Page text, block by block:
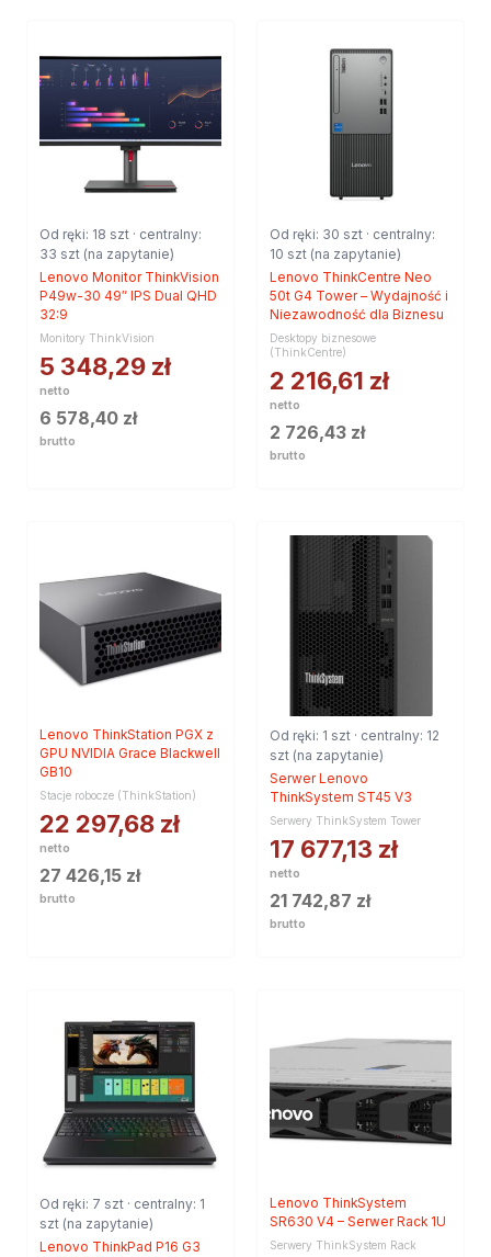
Od ręki: 18 szt · centralny:
33 szt (na zapytanie)
Lenovo Monitor ThinkVision
P49w-30 49″ IPS Dual QHD
32:9
Monitory ThinkVision
5 348,29 zł
netto
6 578,40 zł
brutto
Od ręki: 30 szt · centralny:
10 szt (na zapytanie)
Lenovo ThinkCentre Neo
50t G4 Tower – Wydajność i
Niezawodność dla Biznesu
Desktopy biznesowe
(ThinkCentre)
2 216,61 zł
netto
2 726,43 zł
brutto
Lenovo ThinkStation PGX z
GPU NVIDIA Grace Blackwell
GB10
Stacje robocze (ThinkStation)
22 297,68 zł
netto
27 426,15 zł
brutto
Od ręki: 1 szt · centralny: 12
szt (na zapytanie)
Serwer Lenovo
ThinkSystem ST45 V3
Serwery ThinkSystem Tower
17 677,13 zł
netto
21 742,87 zł
brutto
Od ręki: 7 szt · centralny: 1
szt (na zapytanie)
Lenovo ThinkPad P16 G3
Lenovo ThinkSystem
SR630 V4 – Serwer Rack 1U
Serwery ThinkSystem Rack